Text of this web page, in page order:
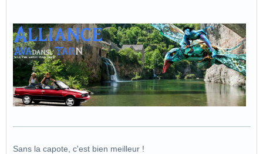
Sans la capote, c'est bien meilleur !